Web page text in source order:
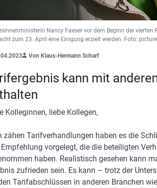
Nancy Faeser vor dem Beginn der
zum 23. April eine Einigung erzielt werden. Foto:
Von Klaus-Hermann Scharf
kann mit
Kolleginnen, liebe Kollegen,
zähen Tarifverhandlungen haben es die
vorgelegt, die die beteiligten
haben. Realistisch gesehen kann
zufrieden sein. Es kann – trotz der
Tarifabschlüssen in anderen Branchen